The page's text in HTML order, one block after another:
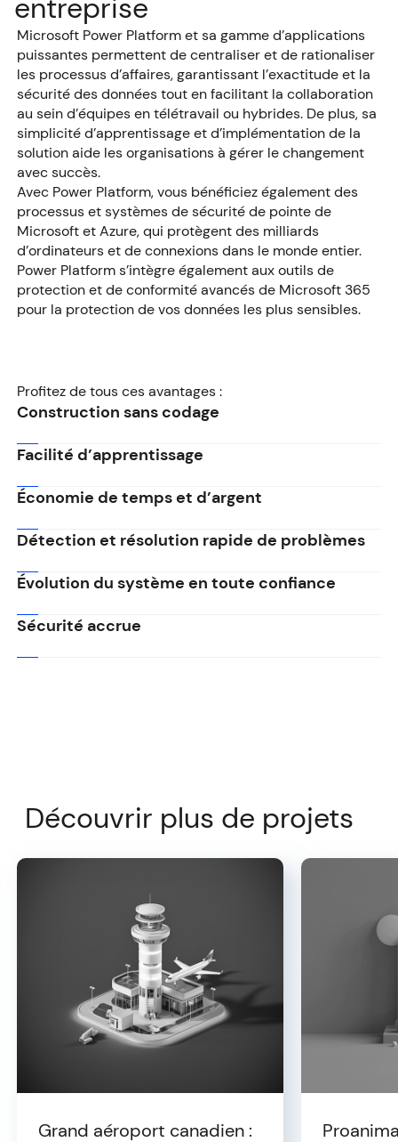
entreprise
Microsoft Power Platform et sa gamme d’applications
puissantes permettent de centraliser et de rationaliser
les processus d’affaires, garantissant l’exactitude et la
sécurité des données tout en facilitant la collaboration
au sein d’équipes en télétravail ou hybrides. De plus, sa
simplicité d’apprentissage et d’implémentation de la
solution aide les organisations à gérer le changement
avec succès.
Avec Power Platform, vous bénéficiez également des
processus et systèmes de sécurité de pointe de
Microsoft et Azure, qui protègent des milliards
d’ordinateurs et de connexions dans le monde entier.
Power Platform s’intègre également aux outils de
protection et de conformité avancés de Microsoft 365
pour la protection de vos données les plus sensibles.
Profitez de tous ces avantages :
Construction sans codage
Facilité d’apprentissage
Économie de temps et d’argent
Détection et résolution rapide de problèmes
Évolution du système en toute confiance
Sécurité accrue
Découvrir plus de projets
Grand aéroport canadien :